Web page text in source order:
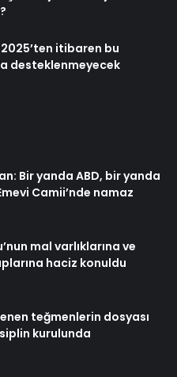
itibaren bu
desteklenmeyecek
Bir yanda ABD, bir yanda
Camii’nde namaz
mal varlıklarına ve
haciz konuldu
teğmenlerin dosyası
kurulunda